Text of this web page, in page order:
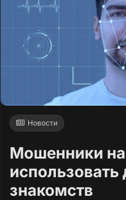
Новости
Мошенники
знакомств